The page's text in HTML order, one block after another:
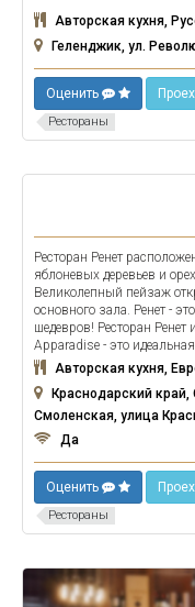
Авторская кухня,
Геленджик, ул.
Оценить
Рестораны
Ресторан Ренет
яблоневых деревьев и
Великолепный пейзаж
основного зала. Ренет -
шедевров! Ресторан
Apparadise - это
Авторская кухня,
Краснодарский
Смоленская, улица
Да
Оценить
Рестораны